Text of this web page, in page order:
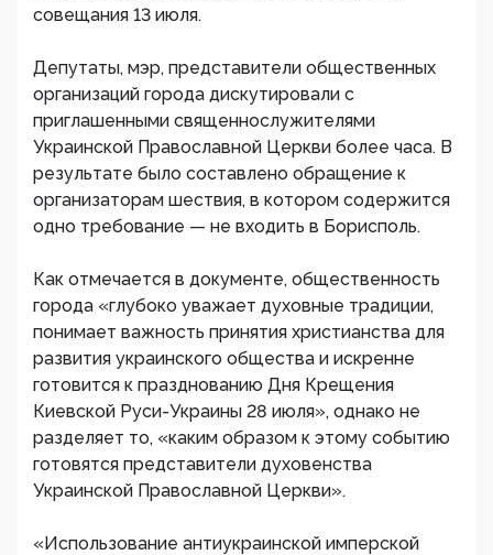
совещания 13 июля.
Депутаты, мэр, представители общественных
организаций города дискутировали с
приглашенными священнослужителями
Украинской Православной Церкви более часа. В
результате было составлено обращение к
организаторам шествия, в котором содержится
одно требование — не входить в Борисполь.
Как отмечается в документе, общественность
города «глубоко уважает духовные традиции,
понимает важность принятия христианства для
развития украинского общества и искренне
готовится к празднованию Дня Крещения
Киевской Руси-Украины 28 июля», однако не
разделяет то, «каким образом к этому событию
готовятся представители духовенства
Украинской Православной Церкви».
«Использование антиукраинской имперской